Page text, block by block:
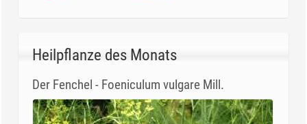
Heilpflanze des Monats
Der Fenchel - Foeniculum vulgare Mill.